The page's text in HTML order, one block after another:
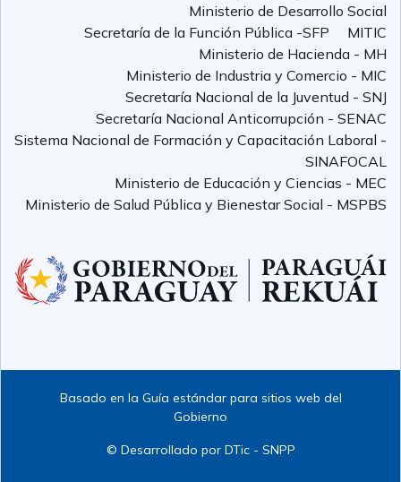
Ministerio de Desarrollo Social
Secretaría de la Función Pública -SFP
MITIC
Ministerio de Hacienda - MH
Ministerio de Industria y Comercio - MIC
Secretaría Nacional de la Juventud - SNJ
Secretaría Nacional Anticorrupción - SENAC
Sistema Nacional de Formación y Capacitación Laboral -
SINAFOCAL
Ministerio de Educación y Ciencias - MEC
Ministerio de Salud Pública y Bienestar Social - MSPBS
Basado en la Guía estándar para sitios web del
Gobierno
© Desarrollado por DTic - SNPP